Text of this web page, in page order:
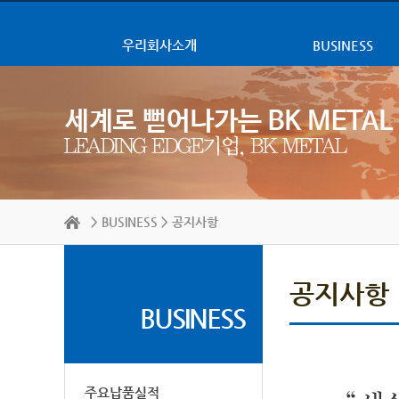
우리회사소개 BUSINESS
> BUSINESS > 공지사항
BUSINESS
주요납품실적
공지사항